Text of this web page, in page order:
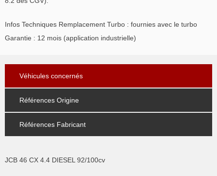
Infos Techniques Remplacement Turbo : fournies avec le turbo
Garantie : 12 mois (application industrielle)
Véhicules concernés
Références Origine
Références Fabricant
JCB 46 CX 4.4 DIESEL 92/100cv